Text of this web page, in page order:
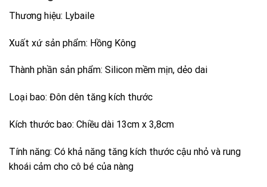
Thương hiệu: Lybaile
Xuất xứ sản phẩm: Hồng Kông
Thành phần sản phẩm: Silicon mềm mịn, dẻo dai
Loại bao: Đôn dên tăng kích thước
Kích thước bao: Chiều dài 13cm x 3,8cm
Tính năng: Có khả năng tăng kích thước cậu nhỏ và rung
khoái cảm cho cô bé của nàng